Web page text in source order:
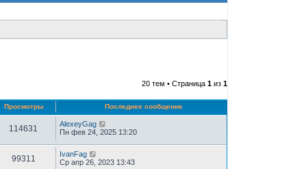
20 тем • Страница 1 из 1
Просмотры Последнее сообщение
114631
AlexeyGag
Пн фев 24, 2025 13:20
99311
IvanFag
Ср апр 26, 2023 13:43